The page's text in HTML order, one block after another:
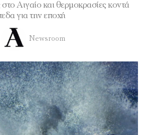
Αιγαίο και θερμοκρασίες κοντά
για την εποχή
Newsroom